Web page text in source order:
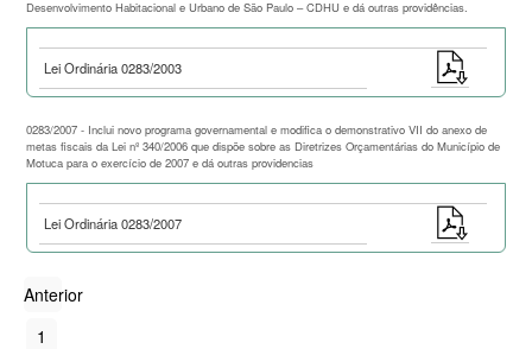
Desenvolvimento Habitacional e Urbano de São Paulo – CDHU e dá outras providências.
Lei Ordinária 0283/2003
0283/2007 - Inclui novo programa governamental e modifica o demonstrativo VII do anexo de
metas fiscais da Lei nº 340/2006 que dispõe sobre as Diretrizes Orçamentárias do Município de
Motuca para o exercício de 2007 e dá outras providencias
Lei Ordinária 0283/2007
Anterior
1